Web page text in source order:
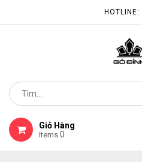
HOTLINE:
Giỏ Hàng
Items 0